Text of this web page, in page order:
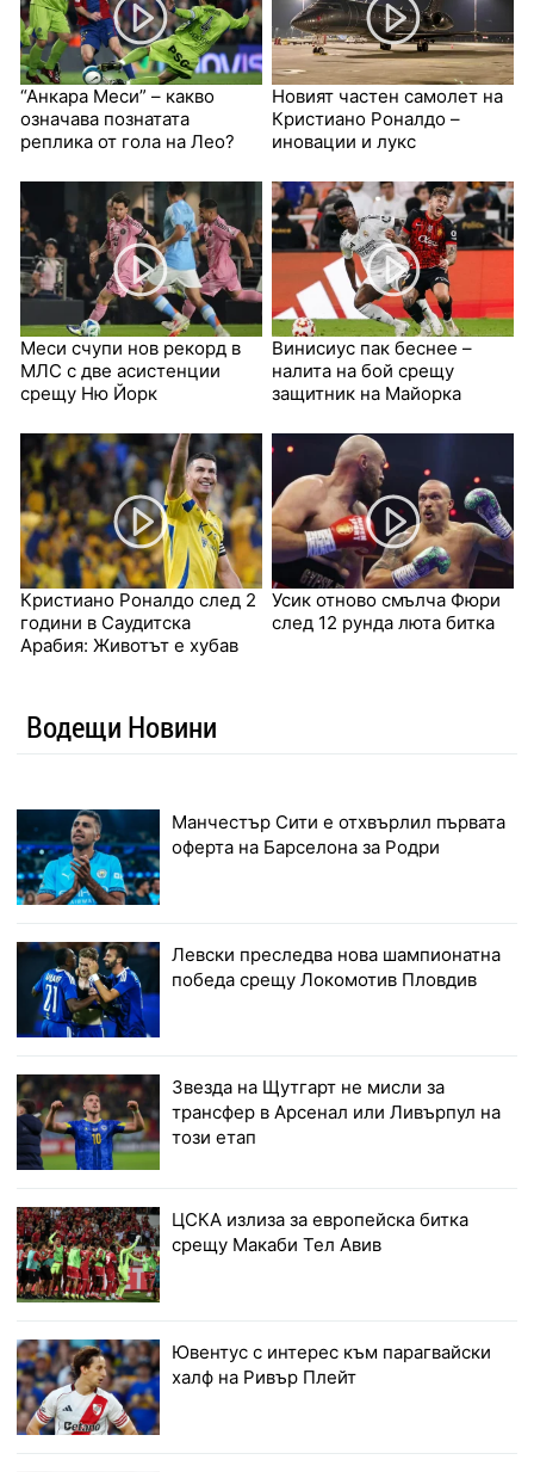
“Анкара Меси” – какво
означава познатата
реплика от гола на Лео?
Новият частен самолет на
Кристиано Роналдо –
иновации и лукс
Меси счупи нов рекорд в
МЛС с две асистенции
срещу Ню Йорк
Винисиус пак беснее –
налита на бой срещу
защитник на Майорка
Кристиано Роналдо след 2
години в Саудитска
Арабия: Животът е хубав
Усик отново смълча Фюри
след 12 рунда люта битка
Водещи Новини
Манчестър Сити е отхвърлил първата
оферта на Барселона за Родри
Левски преследва нова шампионатна
победа срещу Локомотив Пловдив
Звезда на Щутгарт не мисли за
трансфер в Арсенал или Ливърпул на
този етап
ЦСКА излиза за европейска битка
срещу Макаби Тел Авив
Ювентус с интерес към парагвайски
халф на Ривър Плейт